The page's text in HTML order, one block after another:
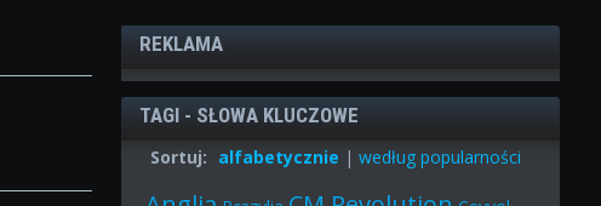
REKLAMA
TAGI - SŁOWA KLUCZOWE
Sortuj: alfabetycznie |według popularności